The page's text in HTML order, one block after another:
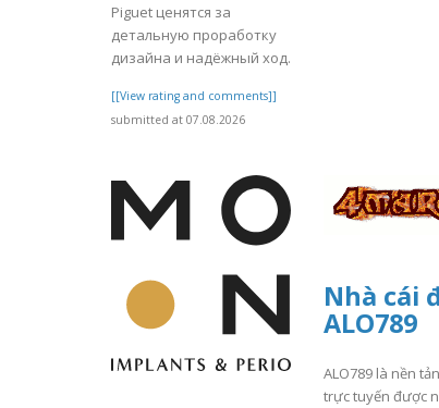
Piguet ценятся за
детальную проработку
дизайна и надёжный ход.
[[View rating and comments]]
submitted at 07.08.2026
Nhà cái
ALO789
ALO789 là nền
trực tuyến được